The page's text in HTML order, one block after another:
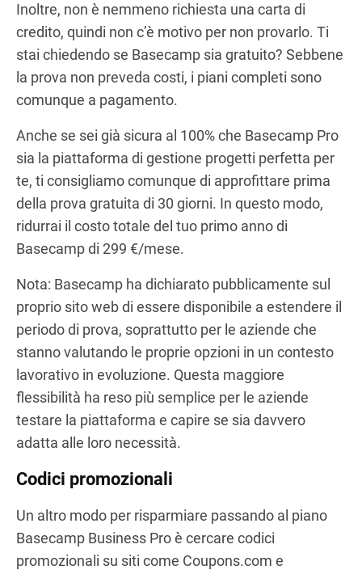
Inoltre, non è nemmeno richiesta una carta di
credito, quindi non c’è motivo per non provarlo. Ti
stai chiedendo se Basecamp sia gratuito? Sebbene
la prova non preveda costi, i piani completi sono
comunque a pagamento.
Anche se sei già sicura al 100% che Basecamp Pro
sia la piattaforma di gestione progetti perfetta per
te, ti consigliamo comunque di approfittare prima
della prova gratuita di 30 giorni. In questo modo,
ridurrai il costo totale del tuo primo anno di
Basecamp di 299 €/mese.
Nota: Basecamp ha dichiarato pubblicamente sul
proprio sito web di essere disponibile a estendere il
periodo di prova, soprattutto per le aziende che
stanno valutando le proprie opzioni in un contesto
lavorativo in evoluzione. Questa maggiore
flessibilità ha reso più semplice per le aziende
testare la piattaforma e capire se sia davvero
adatta alle loro necessità.
Codici promozionali
Un altro modo per risparmiare passando al piano
Basecamp Business Pro è cercare codici
promozionali su siti come Coupons.com e